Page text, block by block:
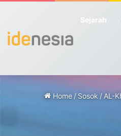
Sejarah
Home /Sosok/AL-